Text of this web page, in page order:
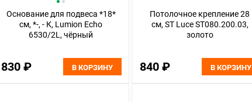
Основание для подвеса *18*
см, *-, - К, Lumion Echo
6530/2L, чёрный
830 ₽ В КОРЗИНУ
Потолочное крепление 28
см, ST Luce ST080.200.03,
золото
840 ₽ В КОРЗИНУ